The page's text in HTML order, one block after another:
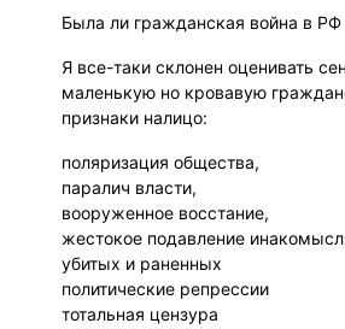
Была ли гражданская война в РФ
Я все-таки склонен оценивать
маленькую но кровавую
признаки налицо:
поляризация общества,
паралич власти,
вооруженное восстание,
жестокое подавление
убитых и раненных
политические репрессии
тотальная цензура